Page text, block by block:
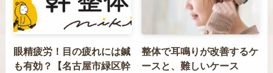
眼精疲労！目の疲れには鍼
も有効？【名古屋市緑区幹
整体で耳鳴りが改善するケ
ースと、難しいケース